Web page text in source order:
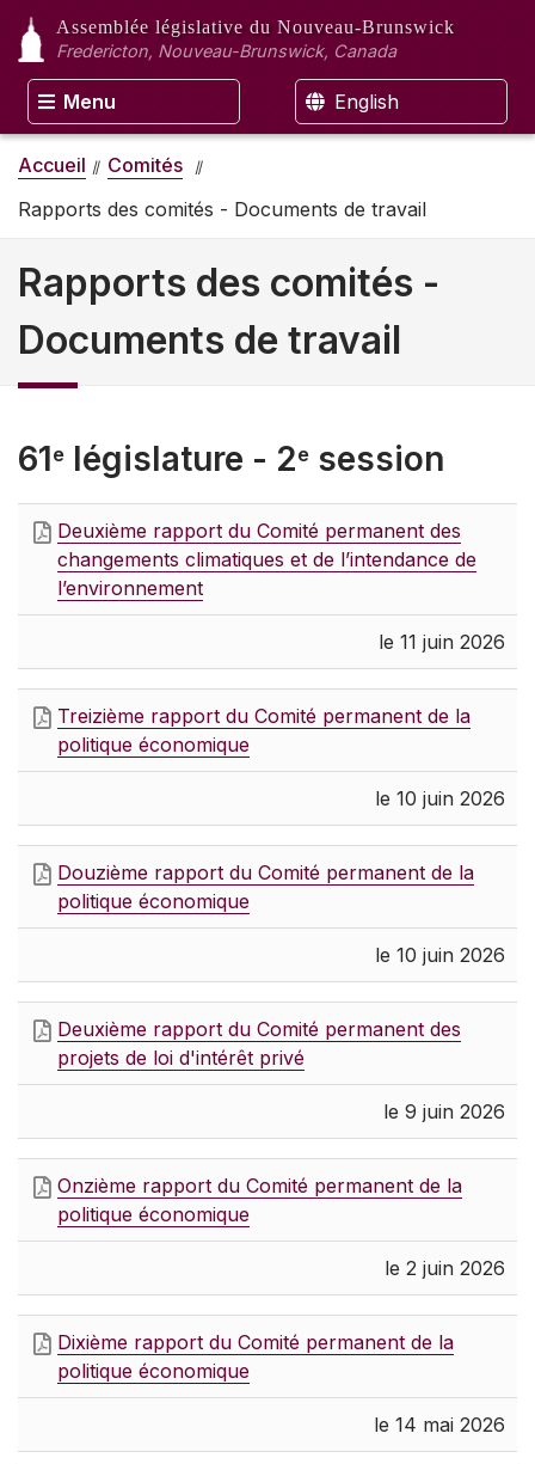
Assemblée législative du Nouveau-Brunswick
Fredericton, Nouveau-Brunswick, Canada
Menu English
Accueil
Comités
Rapports des comités - Documents de travail
Rapports des comités -
Documents de travail
61e législature - 2e session
Deuxième rapport du Comité permanent des
changements climatiques et de l’intendance de
l’environnement
le 11 juin 2026
Treizième rapport du Comité permanent de la
politique économique
le 10 juin 2026
Douzième rapport du Comité permanent de la
politique économique
le 10 juin 2026
Deuxième rapport du Comité permanent des
projets de loi d'intérêt privé
le 9 juin 2026
Onzième rapport du Comité permanent de la
politique économique
le 2 juin 2026
Dixième rapport du Comité permanent de la
politique économique
le 14 mai 2026